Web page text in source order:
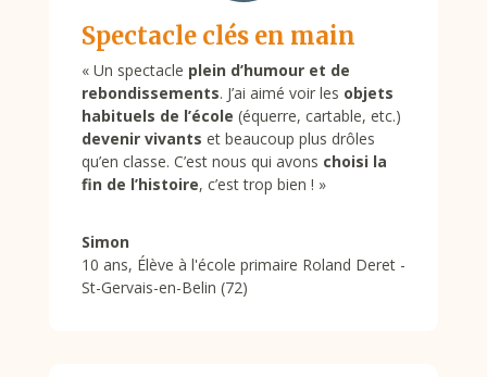
Spectacle clés en main
« Un spectacle plein d’humour et de
rebondissements. J’ai aimé voir les objets
habituels de l’école (équerre, cartable, etc.)
devenir vivants et beaucoup plus drôles
qu’en classe. C’est nous qui avons choisi la
fin de l’histoire, c’est trop bien ! »
Simon
10 ans, Élève à l'école primaire Roland Deret -
St-Gervais-en-Belin (72)